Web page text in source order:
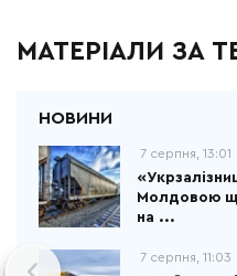
МАТЕРІАЛИ ЗА
7 серпня, 13:01
Молдовою
на ...
7 серпня, 11:03